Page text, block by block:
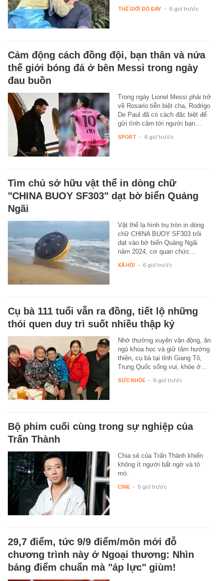
THẾ GIỚI ĐÓ ĐÂY - 6 giờ trước
Cảm động cách đồng đội, bạn thân và nửa
thế giới bóng đá ở bên Messi trong ngày
đau buồn
Trong ngày Lionel Messi phải trở
về Rosario tiễn biệt cha, Rodrigo
De Paul đã có cách đặc biệt để
gửi tình cảm tới người bạn…
SPORT - 6 giờ trước
Tìm chủ sở hữu vật thể in dòng chữ
"CHINA BUOY SF303" dạt bờ biển Quảng
Ngãi
Vật thể lạ hình trụ tròn in dòng
chữ CHINA BUOY SF303 trôi
dạt vào bờ biển Quảng Ngãi
năm 2024, cơ quan chức…
XÃ HỘI - 6 giờ trước
Cụ bà 111 tuổi vẫn ra đồng, tiết lộ những
thói quen duy trì suốt nhiều thập kỷ
Nhờ thường xuyên vận động, ăn
ngủ khoa học và giữ tâm hướng
thiện, cụ bà tại tỉnh Giang Tô,
Trung Quốc sống vui, khỏe ở…
SỨC KHỎE - 6 giờ trước
Bộ phim cuối cùng trong sự nghiệp của
Trấn Thành
Chia sẻ của Trấn Thành khiến
không ít người bất ngờ và tò
mò.
CINE - 5 giờ trước
29,7 điểm, tức 9/9 điểm/môn mới đỗ
chương trình này ở Ngoại thương: Nhìn
bảng điểm chuẩn mà "áp lực" giùm!